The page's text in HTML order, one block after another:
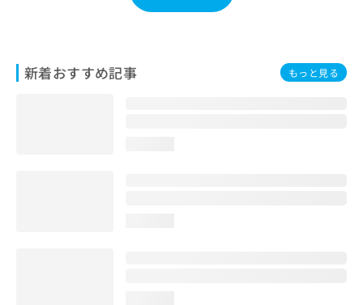
新着おすすめ記事 もっと見る
わ